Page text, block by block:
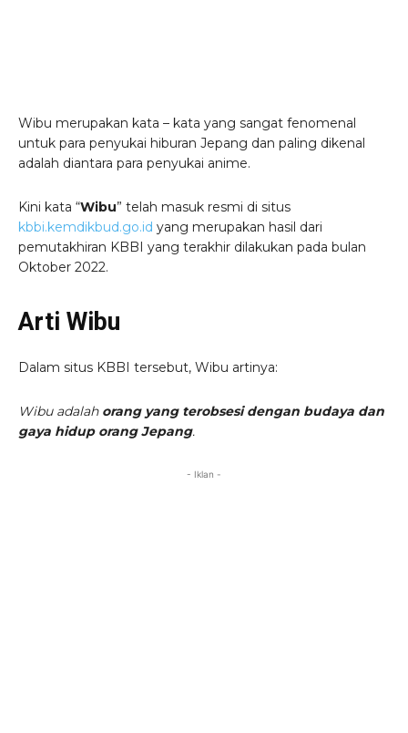
Wibu merupakan kata – kata yang sangat fenomenal
untuk para penyukai hiburan Jepang dan paling dikenal
adalah diantara para penyukai anime.
Kini kata “Wibu” telah masuk resmi di situs
kbbi.kemdikbud.go.id yang merupakan hasil dari
pemutakhiran KBBI yang terakhir dilakukan pada bulan
Oktober 2022.
Arti Wibu
Dalam situs KBBI tersebut, Wibu artinya:
Wibu adalah orang yang terobsesi dengan budaya dan
gaya hidup orang Jepang.
- Iklan -